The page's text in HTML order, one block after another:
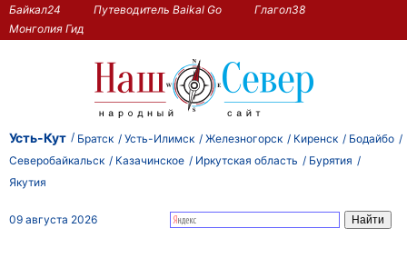
Байкал24 Путеводитель Baikal Go
Глагол38
Монголия Гид
Усть-Кут Братск Усть-Илимск Железногорск Киренск
Бодайбо
Северобайкальск
Казачинское Иркутская область
Бурятия
Якутия
09 августа 2026